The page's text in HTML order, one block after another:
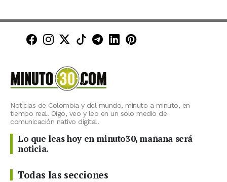
Minuto30 en Facebook
Minuto30 en Instagram
Minuto30 en X (Twitter)
Minuto30 en TikTok
Canal de Minuto30 en
Minuto30 en LinkedIn
Minuto30 en
Noticias de Colombia y del mundo, minuto a minuto, en
tiempo real. Oigo, veo y leo en un solo medio de
comunicación nativo digital.
Lo que leas hoy en minuto30, mañana será
noticia.
Todas las secciones